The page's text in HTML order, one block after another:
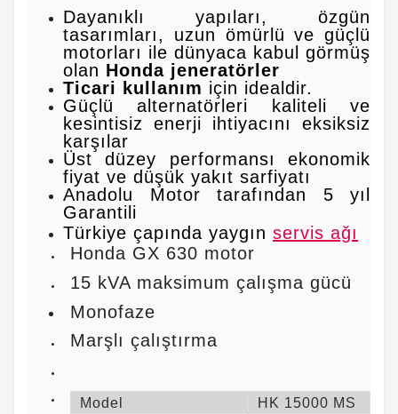
Dayanıklı yapıları, özgün
tasarımları, uzun ömürlü ve güçlü
motorları ile dünyaca kabul görmüş
olan Honda jeneratörler
Ticari kullanım için idealdir.
Güçlü alternatörleri kaliteli ve
kesintisiz enerji ihtiyacını eksiksiz
karşılar
Üst düzey performansı ekonomik
fiyat ve düşük yakıt sarfiyatı
Anadolu Motor tarafından 5 yıl
Garantili
Türkiye çapında yaygın servis ağı
Honda GX 630 motor
15 kVA maksimum çalışma gücü
Monofaze
Marşlı çalıştırma
Model
HK 15000 MS